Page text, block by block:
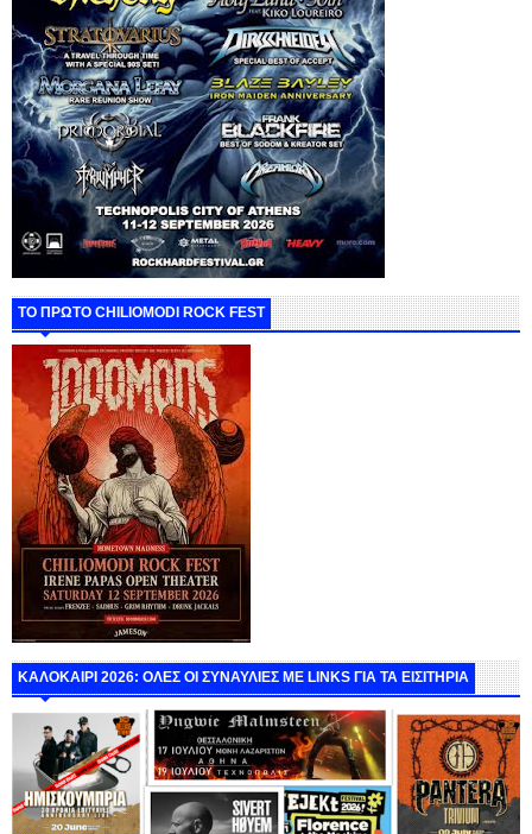
ΤΟ ΠΡΩΤΟ CHILIOMODI ROCK FEST
ΚΑΛΟΚΑΙΡΙ 2026: ΟΛΕΣ ΟΙ ΣΥΝΑΥΛΙΕΣ ΜΕ LINKS ΓΙΑ ΤΑ ΕΙΣΙΤΗΡΙΑ